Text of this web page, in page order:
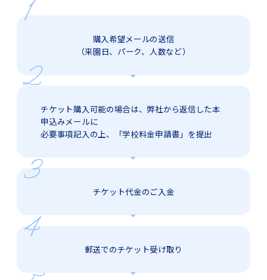
購入希望メールの送信
（来園日、パーク、人数など）
チケット購入可能の場合は、弊社から返信した本
申込みメールに
必要事項記入の上、「学校料金申請書」を提出
チケット代金のご入金
郵送でのチケット受け取り